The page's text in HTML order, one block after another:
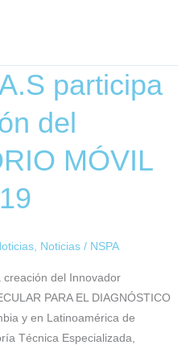
participa
del
MÓVIL
, Noticias / NSPA
creación del Innovador
PARA EL DIAGNÓSTICO
y en Latinoamérica de
Técnica Especializada,